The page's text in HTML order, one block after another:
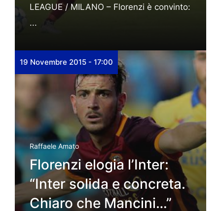
LEAGUE / MILANO – Florenzi è convinto:
...
19 Novembre 2015 - 17:00
Raffaele Amato
Florenzi elogia l’Inter:
“Inter solida e concreta.
Chiaro che Mancini…”